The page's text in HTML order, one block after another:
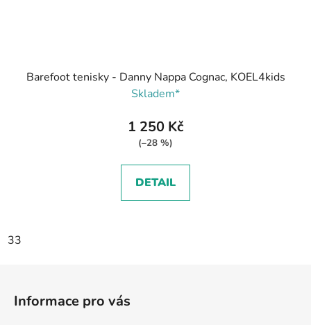
Barefoot tenisky - Danny Nappa Cognac, KOEL4kids
Skladem*
1 250 Kč
(–28 %)
DETAIL
33
Informace pro vás